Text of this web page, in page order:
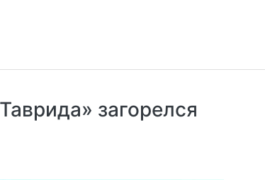
загорелся